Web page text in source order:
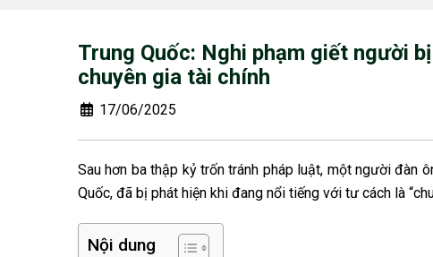
Trung Quốc: Nghi phạm giết người
chuyên gia tài chính
17/06/2025
Sau hơn ba thập kỷ trốn tránh pháp luật, một người đàn
Quốc, đã bị phát hiện khi đang nổi tiếng với tư cách là
Nội dung